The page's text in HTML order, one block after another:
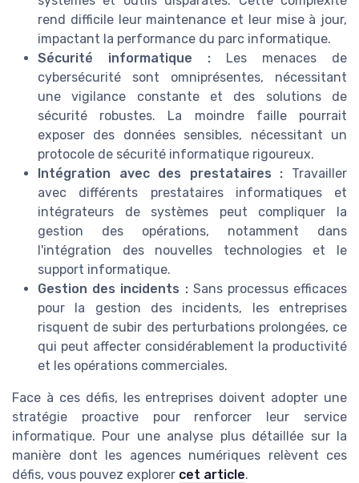
rend difficile leur maintenance et leur mise à jour,
impactant la performance du parc informatique.
Sécurité informatique : Les menaces de
cybersécurité sont omniprésentes, nécessitant
une vigilance constante et des solutions de
sécurité robustes. La moindre faille pourrait
exposer des données sensibles, nécessitant un
protocole de sécurité informatique rigoureux.
Intégration avec des prestataires : Travailler
avec différents prestataires informatiques et
intégrateurs de systèmes peut compliquer la
gestion des opérations, notamment dans
l'intégration des nouvelles technologies et le
support informatique.
Gestion des incidents :Sans processus efficaces
pour la gestion des incidents, les entreprises
risquent de subir des perturbations prolongées, ce
qui peut affecter considérablement la productivité
et les opérations commerciales.
Face à ces défis, les entreprises doivent adopter une
stratégie proactive pour renforcer leur service
informatique. Pour une analyse plus détaillée sur la
manière dont les agences numériques relèvent ces
défis, vous pouvez explorer cet article.